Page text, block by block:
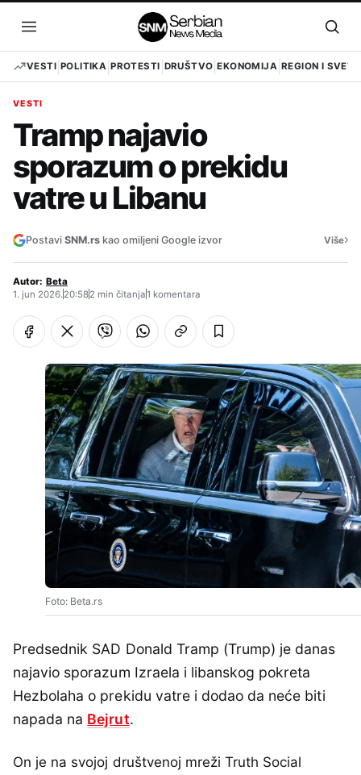
sadržaj
Otvori
meni
VESTI POLITIKA PROTESTI DRUŠTVO EKONOMIJA REGION I SVET
VESTI
Tramp najavio
sporazum o prekidu
vatre u Libanu
Postavi SNM.rs kao omiljeni Google izvor Više›
Autor: Beta
1. jun 2026.20:582 min čitanja1 komentara
Foto: Beta.rs
Predsednik SAD Donald Tramp (Trump) je danas
najavio sporazum Izraela i libanskog pokreta
Hezbolaha o prekidu vatre i dodao da neće biti
napada na Bejrut.
On je na svojoj društvenoj mreži Truth Social